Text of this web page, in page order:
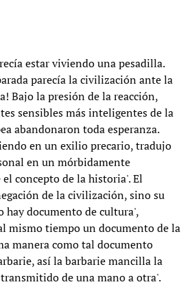
estar viviendo una pesadilla.
parecía la civilización ante la
Bajo la presión de la reacción,
sensibles más inteligentes de la
abandonaron toda esperanza.
en un exilio precario, tradujo
en un mórbidamente
concepto de la historia'. El
de la civilización, sino su
hay documento de cultura',
mismo tiempo un documento de la
manera como tal documento
así la barbarie mancilla la
de una mano a otra'.